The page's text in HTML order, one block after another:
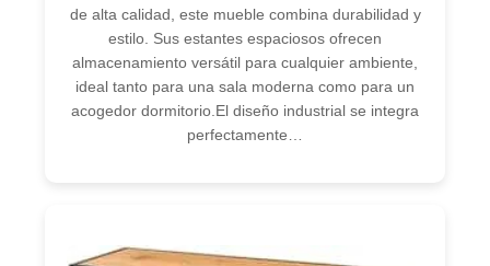
de alta calidad, este mueble combina durabilidad y
estilo. Sus estantes espaciosos ofrecen
almacenamiento versátil para cualquier ambiente,
ideal tanto para una sala moderna como para un
acogedor dormitorio.El diseño industrial se integra
perfectamente…